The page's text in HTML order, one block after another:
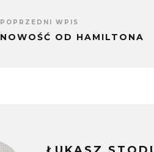
POPRZEDNI WPIS
NOWOŚĆ OD HAMILTONA